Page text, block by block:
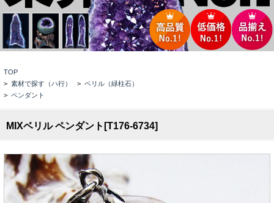
TOP
> 素材で探す（ハ行） > ベリル（緑柱石）
> ペンダント
MIXベリル ペンダント[T176-6734]